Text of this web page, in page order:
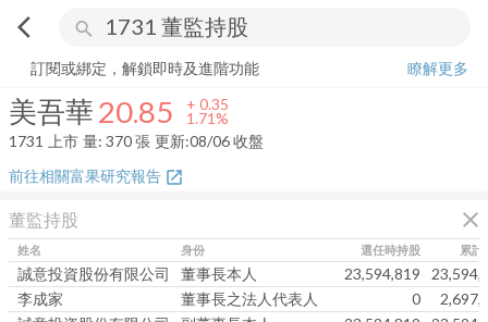
arrow_back_ios search
美吾華 20.85 + 1.71%
訂閱或綁定，解鎖即時及進階功能
瞭解更多
美吾華20.85 + 0.35
1.71%
1731
上市 量: 370張 更新:08/06 收盤
前往相關富果研究報告 open_in_new
董監持股 close
姓名 身份 選任時持股 累計
誠意投資股份有限公司 董事長本人 23,594,819
李成家
董事長之法人代表人 0